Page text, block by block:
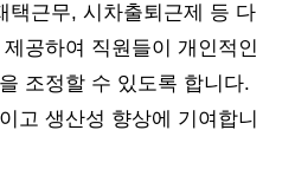
택근무, 시차출퇴근제 등 다
공하여 직원들이 개인적인
조정할 수 있도록 합니다.
고 생산성 향상에 기여합니